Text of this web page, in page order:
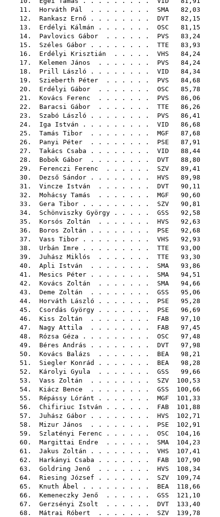
11. Horváth Pál . . . . . . . . SMA 82,03
12. Rankasz Ernő . . . . . . . . DVT 82,15
13. Erdélyi Kálmán . . . . . . . OSC 81,15
14. Pavlovics Gábor . . . . . . PVS 83,24
15. Széles Gábor . . . . . . . . TTE 83,93
16. Erdélyi Krisztián . . . . . VHS 84,24
17. Kelemen János . . . . . . . PVS 84,24
18. Prill László . . . . . . . . VID 84,34
19. Szieberth Péter . . . . . . PVS 84,68
20. Erdélyi Gábor . . . . . . . OSC 85,78
21. Kovács Ferenc . . . . . . . PVS 86,06
22. Baracsi Gábor . . . . . . . TTE 86,26
23. Szabó László . . . . . . . . PVS 86,41
24. Iga István . . . . . . . . . VID 86,68
25. Tamás Tibor . . . . . . . . MGF 87,68
26. Panyi Péter . . . . . . . . PSE 87,91
27. Takács Csaba . . . . . . . . VID 88,44
28. Bobok Gábor . . . . . . . . DVT 88,80
29. Ferenczi Ferenc . . . . . . SZV 89,41
30. Dezső Sándor . . . . . . . . HVS 89,98
31. Vincze István . . . . . . . DVT 90,11
32. Mohácsy Tamás . . . . . . . MGF 90,60
33. Gera Tibor . . . . . . . . . SZV 90,81
34. Schönviszky György . . . . . GSS 92,58
35. Korsós Zoltán . . . . . . . HVS 92,63
36. Boros Zoltán . . . . . . . . PSE 92,68
37. Vass Tibor . . . . . . . . . VHS 92,93
38. Urbán Imre . . . . . . . . . TTE 93,00
39. Juhász Miklós . . . . . . . TTE 93,30
40. Apli István . . . . . . . . SMA 93,86
41. Mesics Péter . . . . . . . . SMA 94,51
42. Kovács Zoltán . . . . . . . SMA 94,66
43. Deme Zoltán . . . . . . . . GSS 95,06
44. Horváth László . . . . . . . PSE 95,28
45. Csordás György . . . . . . . PSE 96,69
46. Kiss Zoltán . . . . . . . . FAB 97,10
47. Nagy Attila . . . . . . . . FAB 97,45
48. Rózsa Géza . . . . . . . . . OSC 97,48
49. Béres András . . . . . . . . DVT 97,98
50. Kovács Balázs . . . . . . . BEA 98,21
51. Siegler Konrád . . . . . . . BEA 98,28
52. Károlyi Gyula . . . . . . . GSS 99,66
53. Vass Zoltán . . . . . . . . SZV 100,53
54. Kiácz Bence . . . . . . . . GSS 100,66
55. Répássy Lóránt . . . . . . . MGF 101,33
56. Chifiriuc István . . . . . . FAB 101,88
57. Juhász Gábor . . . . . . . . HVS 102,71
58. Mizur János . . . . . . . . PSE 102,91
59. Szlatényi Ferenc . . . . . . OSC 104,16
60. Margittai Endre . . . . . . SMA 104,23
61. Jakus Zoltán . . . . . . . . VHS 107,41
62. Harkányi Csaba . . . . . . . FAB 107,90
63. Goldring Jenő . . . . . . . HVS 108,34
64. Riesing József . . . . . . . SZV 109,74
65. Knuth Ábel . . . . . . . . . BEA 118,66
66. Kemeneczky Jenő . . . . . . GSS 121,10
67. Gerzsényi Zsolt . . . . . . DVT 133,40
68. Mátrai Róbert . . . . . . . SZV 139,78